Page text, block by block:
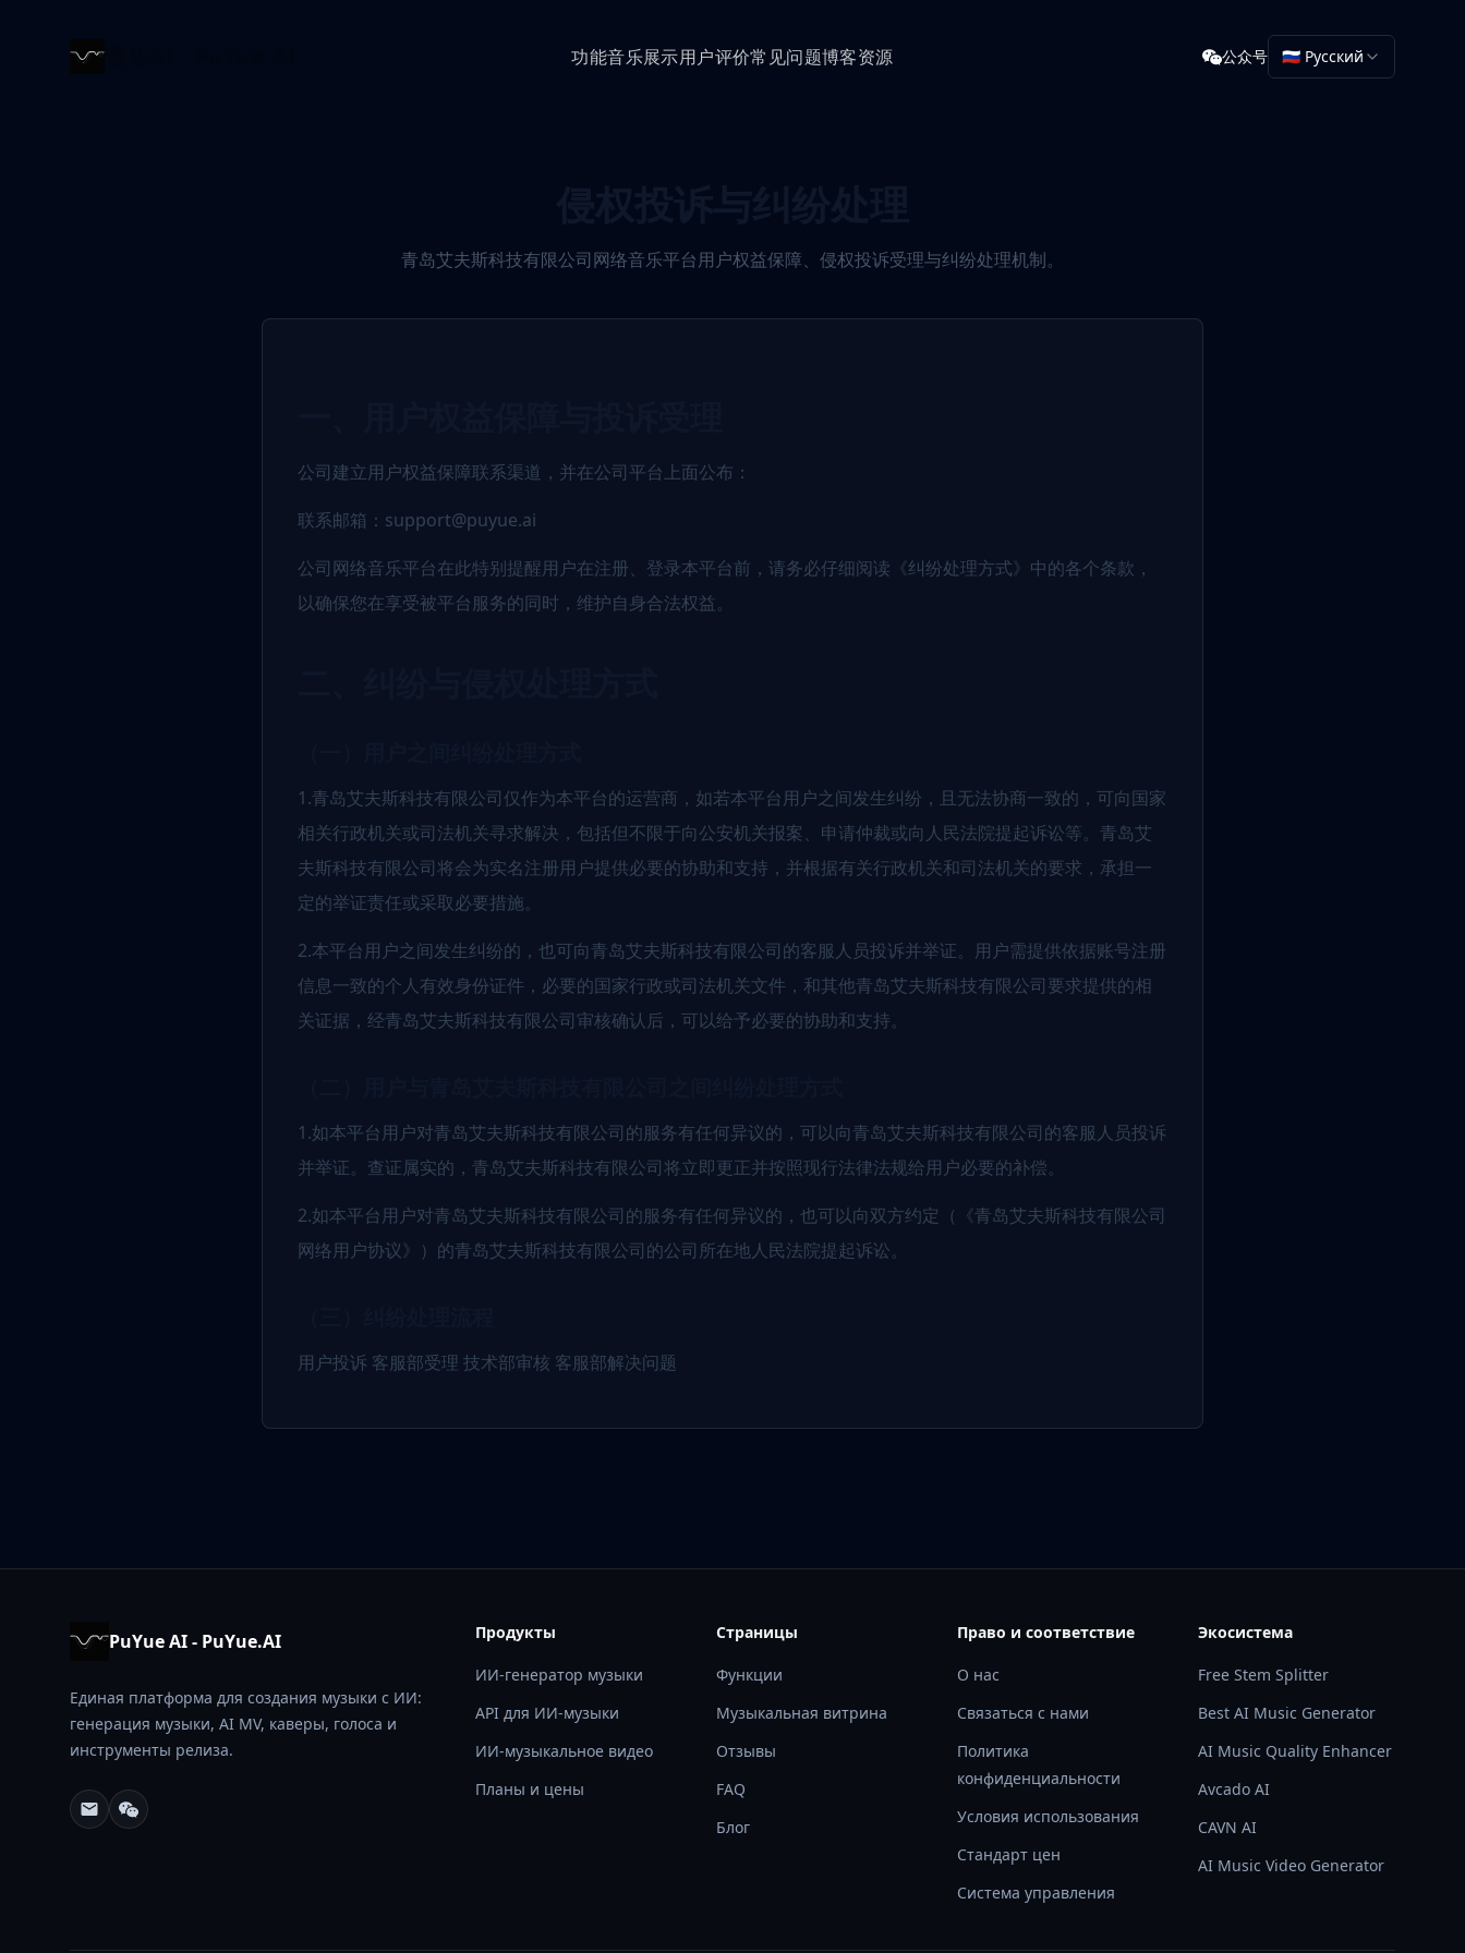
功能音乐展示用户评价常见问题博客资源 公众号 🇷🇺 Русский
青岛艾夫斯科技有限公司网络音乐平台用户权益保障、侵权投诉受理与纠纷处理机制。
公司建立用户权益保障联系渠道，并在公司平台上面公布：
联系邮箱：support@puyue.ai
公司网络音乐平台在此特别提醒用户在注册、登录本平台前，请务必仔细阅读《纠纷处理方式》中的各个条款，
以确保您在享受被平台服务的同时，维护自身合法权益。
1.青岛艾夫斯科技有限公司仅作为本平台的运营商，如若本平台用户之间发生纠纷，且无法协商一致的，可向国家
相关行政机关或司法机关寻求解决，包括但不限于向公安机关报案、申请仲裁或向人民法院提起诉讼等。青岛艾
夫斯科技有限公司将会为实名注册用户提供必要的协助和支持，并根据有关行政机关和司法机关的要求，承担一
定的举证责任或采取必要措施。
2.本平台用户之间发生纠纷的，也可向青岛艾夫斯科技有限公司的客服人员投诉并举证。用户需提供依据账号注册
信息一致的个人有效身份证件，必要的国家行政或司法机关文件，和其他青岛艾夫斯科技有限公司要求提供的相
关证据，经青岛艾夫斯科技有限公司审核确认后，可以给予必要的协助和支持。
1.如本平台用户对青岛艾夫斯科技有限公司的服务有任何异议的，可以向青岛艾夫斯科技有限公司的客服人员投诉
并举证。查证属实的，青岛艾夫斯科技有限公司将立即更正并按照现行法律法规给用户必要的补偿。
2.如本平台用户对青岛艾夫斯科技有限公司的服务有任何异议的，也可以向双方约定（《青岛艾夫斯科技有限公司
网络用户协议》）的青岛艾夫斯科技有限公司的公司所在地人民法院提起诉讼。
用户投诉 客服部受理 技术部审核 客服部解决问题
PuYue AI - PuYue.AI
Единая платформа для создания музыки с ИИ:
генерация музыки, AI MV, каверы, голоса и
инструменты релиза.
Продукты
ИИ-генератор музыки
API для ИИ-музыки
ИИ-музыкальное видео
Планы и цены
Страницы
Функции
Музыкальная витрина
Отзывы
FAQ
Блог
Право и соответствие
О нас
Связаться с нами
Политика
конфиденциальности
Условия использования
Стандарт цен
Система управления
Экосистема
Free Stem Splitter
Best AI Music Generator
AI Music Quality Enhancer
Avcado AI
CAVN AI
AI Music Video Generator